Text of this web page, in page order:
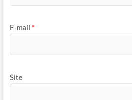
E-mail *
Site